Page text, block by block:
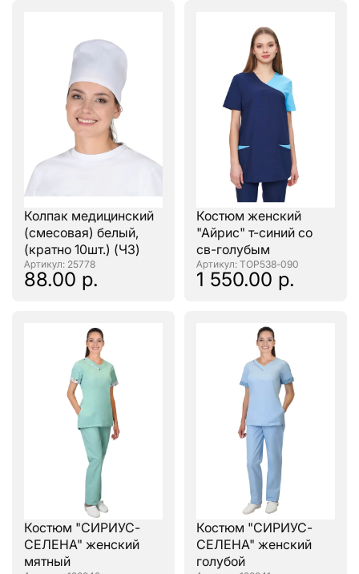
Колпак медицинский
(смесовая) белый,
(кратно 10шт.) (ЧЗ)
: 25778
88.00 р.
Костюм женский
"Айрис" т-синий со
св-голубым
: ТОР538-090
1 550.00 р.
Костюм "СИРИУС-
СЕЛЕНА" женский
мятный
Костюм "СИРИУС-
СЕЛЕНА" женский
голубой